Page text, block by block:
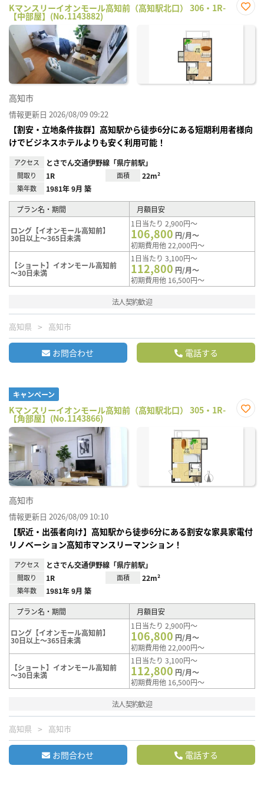
Kマンスリーイオンモール高知前（高知駅北口） 306・1R-
【中部屋】(No.1143882)
に入
高知市
情報更新日 2026/08/09 09:22
【割安・立地条件抜群】高知駅から徒歩6分にある短期利用者様向
けでビジネスホテルよりも安く利用可能！
アクセス とさでん交通伊野線「県庁前駅」
間取り 1R 面積 22m²
築年数 1981年 9月 築
プラン名・期間 月額目安
ロング【イオンモール高知前】
30日以上～365日未満
1日当たり 2,900円～
106,800 円/月～
初期費用他 22,000円～
【ショート】イオンモール高知前
～30日未満
1日当たり 3,100円～
112,800 円/月～
初期費用他 16,500円～
法人契約歓迎
高知県 高知市
お問合わせ 電話する
キャンペーン
Kマンスリーイオンモール高知前（高知駅北口） 305・1R-
【角部屋】(No.1143866)
に入
高知市
情報更新日 2026/08/09 10:10
【駅近・出張者向け】高知駅から徒歩6分にある割安な家具家電付
リノベーション高知市マンスリーマンション！
アクセス とさでん交通伊野線「県庁前駅」
間取り 1R 面積 22m²
築年数 1981年 9月 築
プラン名・期間 月額目安
ロング【イオンモール高知前】
30日以上～365日未満
1日当たり 2,900円～
106,800 円/月～
初期費用他 22,000円～
【ショート】イオンモール高知前
～30日未満
1日当たり 3,100円～
112,800 円/月～
初期費用他 16,500円～
法人契約歓迎
高知県 高知市
お問合わせ 電話する